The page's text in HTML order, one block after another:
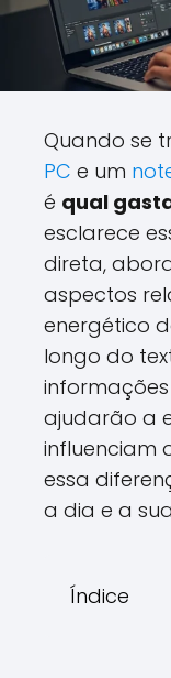
Quando se
PC e um
é qual
esclarece
direta,
aspectos
energético
longo do
ajudarão a
influenciam
essa
a dia e a
Índice